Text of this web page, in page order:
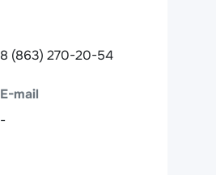
8 (863) 270-20-54
E-mail
-